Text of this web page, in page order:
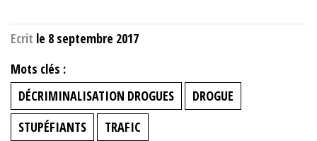
Ecrit le 8 septembre 2017
Mots clés :
DÉCRIMINALISATION DROGUES
DROGUE
STUPÉFIANTS
TRAFIC